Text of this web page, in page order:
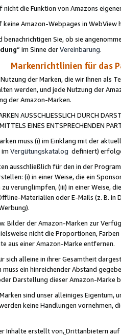
die Funktion von Amazons
keine Amazon-Webpages in WebView
benachrichtigen Sie, ob sie
“ im Sinne derVereinbarung.
Markenrichtlinien für das
der Marken, die wir Ihnen als
werden, und jede Nutzung der
der Amazon-Marken.
AUSSCHLIESSLICH DURCH
EINES ENTSPRECHENDEN
muss (i) im Einklang mit der
Vergütungskatalog definiert)
ausschließlich für den in der
(i) in einer Weise, die ein
verunglimpfen, (iii) in einer Weise,
Materialien oder E-Mails (z. B. in
Bilder der Amazon-Marken zur
nicht die Proportionen,
aus einer Amazon-Marke entfernen.
sich alleine in ihrer Gesamtheit
ein hinreichender Abstand
Darstellung dieser Amazon-Marke
sind unser alleiniges
keine Handlungen vornehmen,
Inhalte erstellt von,Drittanbietern auf